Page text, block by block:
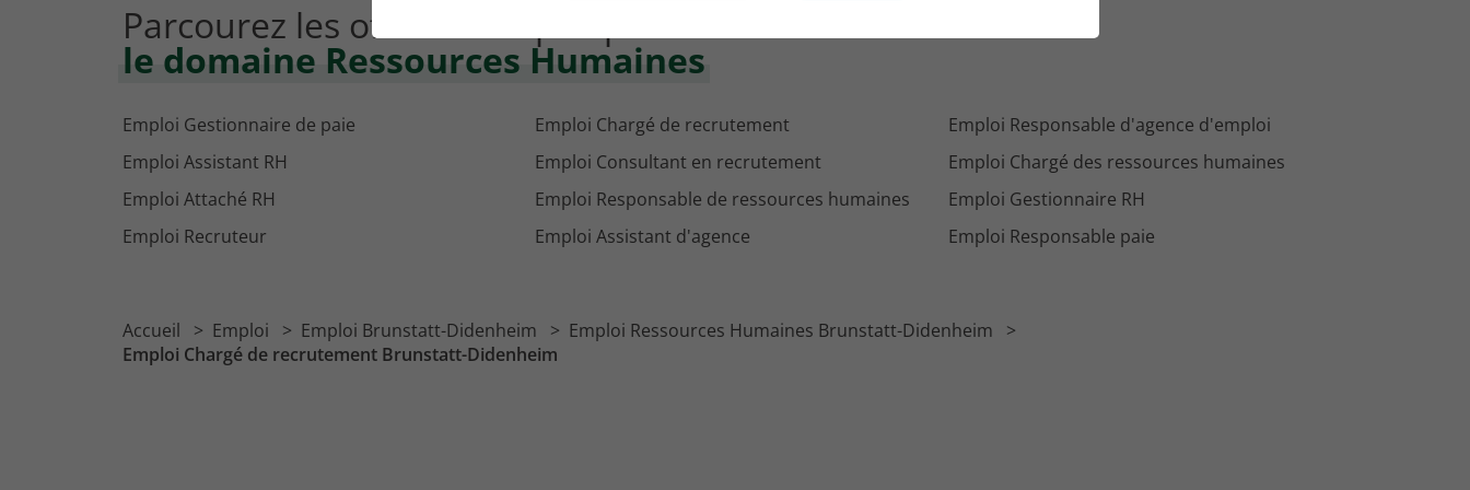
Parcourez les offres d'emploi par métier dans
le domaine Ressources Humaines
Emploi Gestionnaire de paie Emploi Chargé de recrutement
Emploi Responsable d'agence d'emploi
Emploi Assistant RH
Emploi Consultant en recrutement
Emploi Chargé des ressources humaines
Emploi Attaché RH
Emploi Responsable de ressources humaines
Emploi Gestionnaire RH
Emploi Recruteur
Emploi Assistant d'agence Emploi Responsable paie
Accueil Emploi Emploi Brunstatt-Didenheim
Emploi Ressources Humaines Brunstatt-Didenheim
Emploi Chargé de recrutement Brunstatt-Didenheim